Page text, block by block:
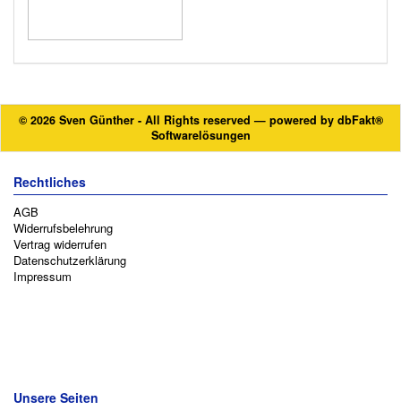
© 2026 Sven Günther - All Rights reserved — powered by dbFakt®
Softwarelösungen
Rechtliches
AGB
Widerrufsbelehrung
Vertrag widerrufen
Datenschutzerklärung
Impressum
Unsere Seiten